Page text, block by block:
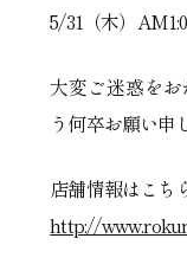
5/31（木）
大変ご迷惑を
う何卒お願い申
店舗情報はこち
http://